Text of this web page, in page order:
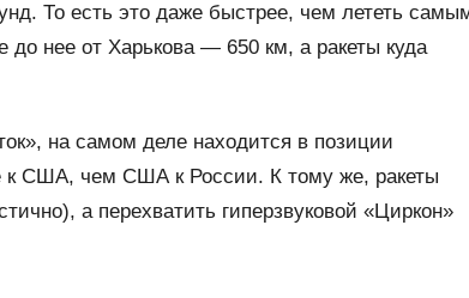
То есть это даже быстрее, чем лететь
нее от Харькова — 650 км, а ракеты куда
на самом деле находится в позиции
к США, чем США к России. К тому же, ракеты
а перехватить гиперзвуковой «Циркон»